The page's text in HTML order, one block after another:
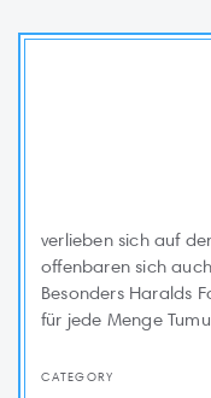
verlieben sich auf
offenbaren sich
Besonders Haralds
für jede Menge
CATEGORY